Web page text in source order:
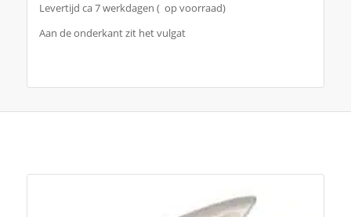
Levertijd ca 7 werkdagen ( op voorraad)
Aan de onderkant zit het vulgat